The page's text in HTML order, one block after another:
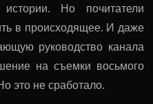
Но почитатели
в происходящее. И даже
руководство канала
на съемки восьмого
это не сработало.